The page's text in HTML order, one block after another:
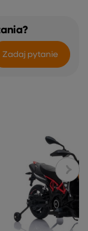
Zadaj pytanie